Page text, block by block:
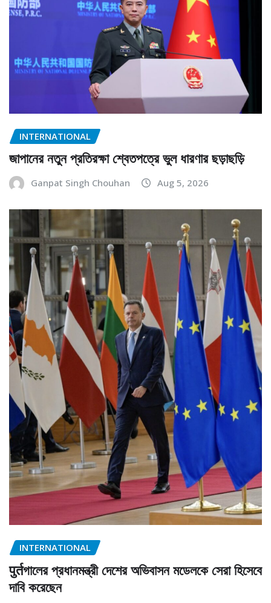
INTERNATIONAL
জাপানের নতুন প্রতিরক্ষা শ্বেতপত্রে ভুল ধারণার ছড়াছড়ি
Ganpat Singh Chouhan Aug 5, 2026
INTERNATIONAL
पुर्तগালের প্রধানমন্ত্রী দেশের অভিবাসন মডেলকে সেরা হিসেবে
দাবি করেছেন